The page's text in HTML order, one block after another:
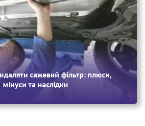
сажевий фільтр: плюси,
мінуси та наслідки